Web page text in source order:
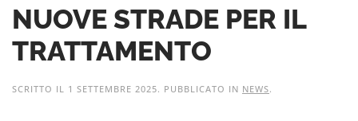
NUOVE STRADE PER IL
TRATTAMENTO
SCRITTO IL 1 SETTEMBRE 2025. PUBBLICATO IN NEWS.